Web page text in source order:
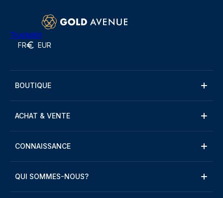
Trustpilot
FR EUR
BOUTIQUE
ACHAT & VENTE
CONNAISSANCE
QUI SOMMES-NOUS?